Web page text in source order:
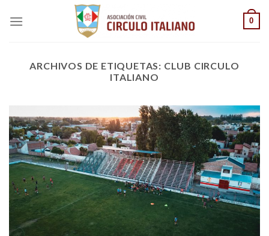
0
ARCHIVOS DE ETIQUETAS: CLUB CIRCULO
ITALIANO